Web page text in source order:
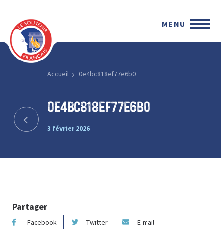
MENU
Accueil 0e4bc818ef77e6b0
0e4bc818ef77e6b0
3 février 2026
Partager
Facebook Twitter E-mail